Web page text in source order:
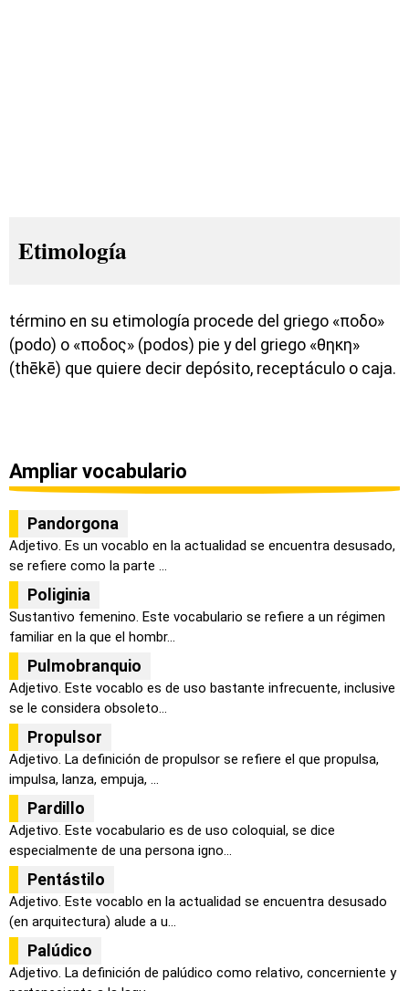
Etimología
término en su etimología procede del griego «ποδο»
(podo) o «ποδος» (podos) pie y del griego «θηκη»
(thēkē) que quiere decir depósito, receptáculo o caja.
Ampliar vocabulario
Pandorgona
Adjetivo. Es un vocablo en la actualidad se encuentra desusado,
se refiere como la parte ...
Poliginia
Sustantivo femenino. Este vocabulario se refiere a un régimen
familiar en la que el hombr...
Pulmobranquio
Adjetivo. Este vocablo es de uso bastante infrecuente, inclusive
se le considera obsoleto...
Propulsor
Adjetivo. La definición de propulsor se refiere el que propulsa,
impulsa, lanza, empuja, ...
Pardillo
Adjetivo. Este vocabulario es de uso coloquial, se dice
especialmente de una persona igno...
Pentástilo
Adjetivo. Este vocablo en la actualidad se encuentra desusado
(en arquitectura) alude a u...
Palúdico
Adjetivo. La definición de palúdico como relativo, concerniente y